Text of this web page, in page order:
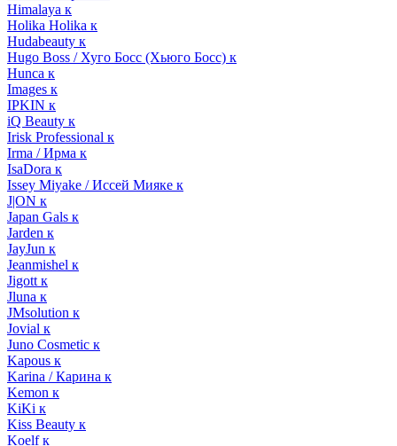
Himalaya к
Holika Holika к
Hudabeauty к
Hugo Boss / Хуго Босс (Хьюго Босс) к
Hunca к
Images к
IPKIN к
iQ Beauty к
Irisk Professional к
Irma / Ирма к
IsaDora к
Issey Miyake / Иссей Мияке к
J|ON к
Japan Gals к
Jarden к
JayJun к
Jeanmishel к
Jigott к
Jluna к
JMsolution к
Jovial к
Juno Cosmetic к
Kapous к
Karina / Карина к
Kemon к
KiKi к
Kiss Beauty к
Koelf к